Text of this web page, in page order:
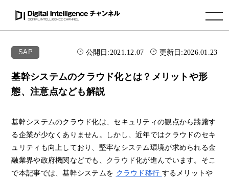
toggle navigation
SAP 公開日:2021.12.07 更新日:2026.01.23
基幹システムのクラウド化とは？メリットや形
態、注意点なども解説
基幹システムのクラウド化は、セキュリティの観点から躊躇す
る企業が少なくありません。しかし、近年ではクラウドのセキ
ュリティも向上しており、堅牢なシステム環境が求められる金
融業界や政府機関などでも、クラウド化が進んでいます。そこ
で本記事では、基幹システムを クラウド移行 するメリットや